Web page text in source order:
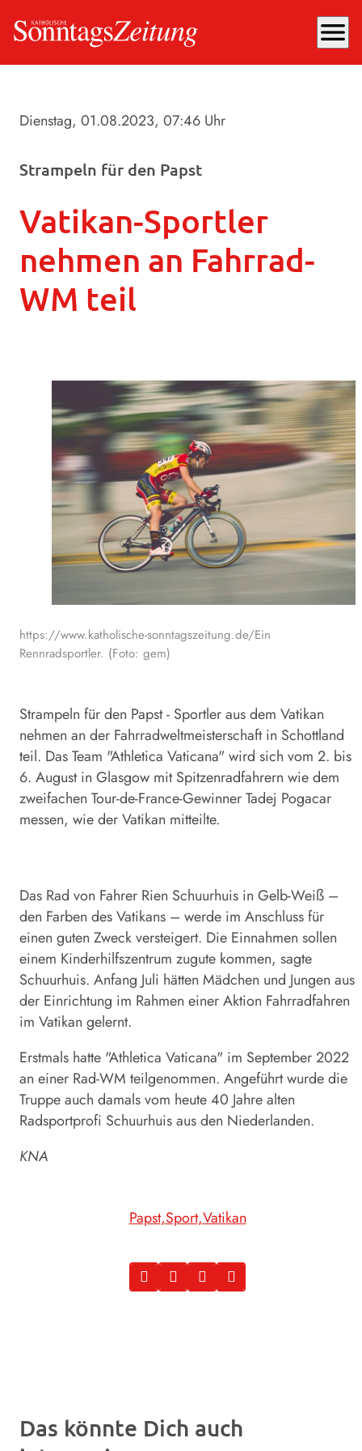
menu
Dienstag, 01.08.2023, 07:46 Uhr
Strampeln für den Papst
Vatikan-Sportler
nehmen an Fahrrad-
WM teil
https://www.katholische-sonntagszeitung.de/Ein
Rennradsportler. (Foto: gem)
Strampeln für den Papst - Sportler aus dem Vatikan
nehmen an der Fahrradweltmeisterschaft in Schottland
teil. Das Team "Athletica Vaticana" wird sich vom 2. bis
6. August in Glasgow mit Spitzenradfahrern wie dem
zweifachen Tour-de-France-Gewinner Tadej Pogacar
messen, wie der Vatikan mitteilte.
Das Rad von Fahrer Rien Schuurhuis in Gelb-Weiß –
den Farben des Vatikans – werde im Anschluss für
einen guten Zweck versteigert. Die Einnahmen sollen
einem Kinderhilfszentrum zugute kommen, sagte
Schuurhuis. Anfang Juli hätten Mädchen und Jungen aus
der Einrichtung im Rahmen einer Aktion Fahrradfahren
im Vatikan gelernt.
Erstmals hatte "Athletica Vaticana" im September 2022
an einer Rad-WM teilgenommen. Angeführt wurde die
Truppe auch damals vom heute 40 Jahre alten
Radsportprofi Schuurhuis aus den Niederlanden.
KNA
Papst Sport Vatikan
Das könnte Dich auch